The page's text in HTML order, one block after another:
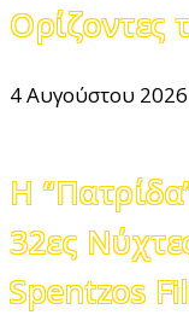
Ορίζοντες
4 Αυγούστου 2026
Η
32ες
Spentzos